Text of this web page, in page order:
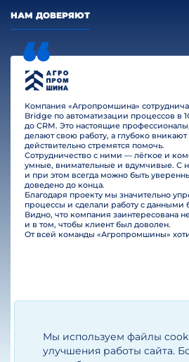
Мы используем файлы
улучшения работы сайта.
НАМ ДОВЕРЯЮТ
Компания «Агропромшина»
Bridge по автоматизации процессов в
до CRM. Это настоящие
делают свою работу, а глубоко вникают
действительно стремятся помочь.
Сотрудничество с ними — лёгкое и
умные, внимательные и вдумчивые. С
и при этом всегда можно быть
доведено до конца.
Благодаря проекту мы значительно
процессы и сделали работу с данными
Видно, что компания заинтересована
и в том, чтобы клиент был доволен.
Егизарян И.А.
Генеральный директор